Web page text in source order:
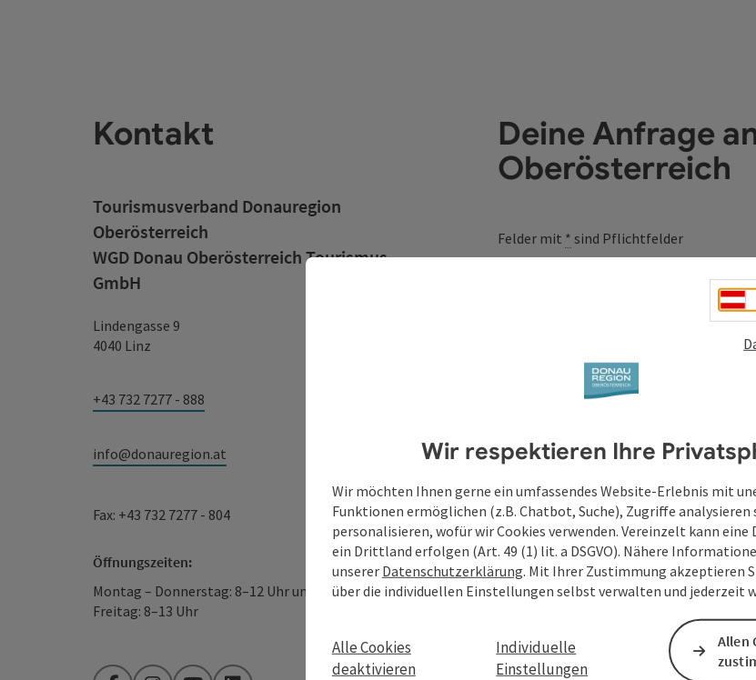
Kontakt
Tourismusverband Donauregion
Oberösterreich
WGD Donau Oberösterreich Tourismus
GmbH
Lindengasse 9
4040 Linz
+43 732 7277 - 888
info@donauregion.at
Fax: +43 732 7277 - 804
Öffnungszeiten:
Montag – Donnerstag: 8–12 Uhr und 13–16 Uhr
Freitag: 8–13 Uhr
Deine Anfrage
Oberösterreich
Felder mit * sind Pflichtfelder
Unverbindliche Anfrage
Zum Schutz vor Spam wird Google
personenbezogene Daten (z. B. die
Absenden des Formulars werden
ist eine Kontaktaufnahme jederzeit
Deine bekannt gegebenen Daten (E-
WGD Donau Oberösterreich Tourismus
Anfrage verwendet und nur dann
touristische Leistungsträger) zu
Wir respektieren Ihre
Wir möchten Ihnen gerne ein umfassendes Website-Erlebnis mit
Funktionen ermöglichen (z.B. Chatbot, Suche), Zugriffe
personalisieren, wofür wir Cookies verwenden. Vereinzelt kann
ein Drittland erfolgen (Art. 49 (1) lit. a DSGVO). Nähere
unserer Datenschutzerklärung. Mit Ihrer Zustimmung akzeptieren
über die individuellen Einstellungen selbst verwalten und jederzeit
Alle Cookies
deaktivieren
Individuelle
Einstellungen
Allen